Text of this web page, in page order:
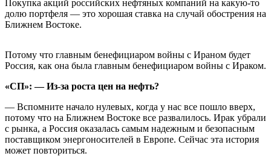
Покупка акций российских нефтяных компаний на какую-то
долю портфеля — это хорошая ставка на случай обострения на
Ближнем Востоке.
Потому что главным бенефициаром войны с Ираном будет
Россия, как она была главным бенефициаром войны с Ираком.
«СП»: — Из-за роста цен на нефть?
— Вспомните начало нулевых, когда у нас все пошло вверх,
потому что на Ближнем Востоке все развалилось. Ирак убрали
с рынка, а Россия оказалась самым надежным и безопасным
поставщиком энергоносителей в Европе. Сейчас эта история
может повториться.